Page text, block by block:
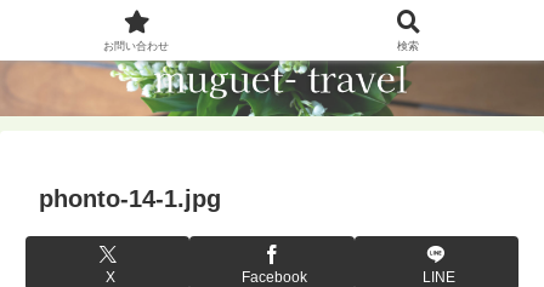
phonto-14-1.jpg
X Facebook LINE
お問い合わせ 検索